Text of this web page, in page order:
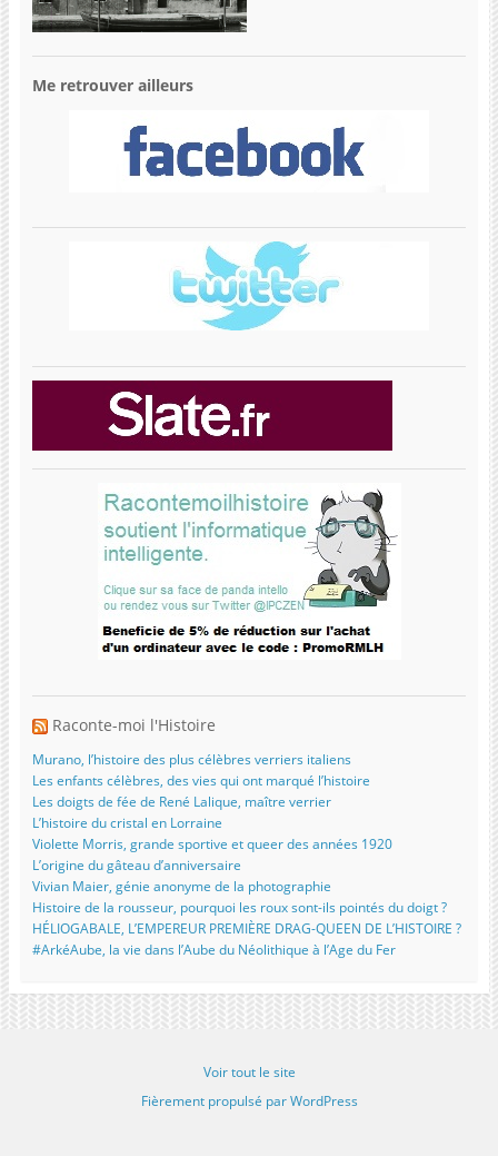
Me retrouver ailleurs
Raconte-moi l'Histoire
Murano, l’histoire des plus célèbres verriers italiens
Les enfants célèbres, des vies qui ont marqué l’histoire
Les doigts de fée de René Lalique, maître verrier
L’histoire du cristal en Lorraine
Violette Morris, grande sportive et queer des années 1920
L’origine du gâteau d’anniversaire
Vivian Maier, génie anonyme de la photographie
Histoire de la rousseur, pourquoi les roux sont-ils pointés du doigt ?
HÉLIOGABALE, L’EMPEREUR PREMIÈRE DRAG-QUEEN DE L’HISTOIRE ?
#ArkéAube, la vie dans l’Aube du Néolithique à l’Age du Fer
Voir tout le site
Fièrement propulsé par WordPress